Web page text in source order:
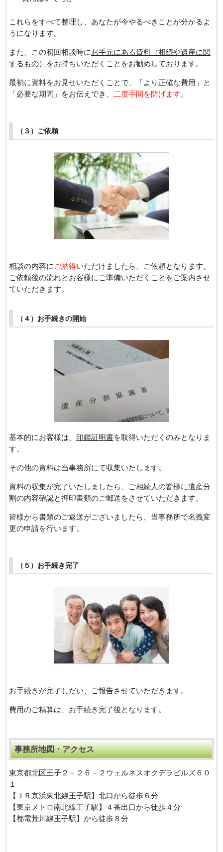
これらをすべて整理し、あなたが今やるべきことが分かるよ
うになります。
また、この初回相談時にお手元にある資料（相続や遺産に関
するもの）
をお持ちいただくことをお勧めしております。
最初に資料をお見せいただくことで、「より正確な費用」と
「必要な期間」をお伝えでき、 二度手間を防げます。
（３）ご依頼
相談の内容にご納得いただけましたら、ご依頼となります。
ご依頼後の流れとお客様にご準備いただくことをご案内させ
ていただきます。
（４）お手続きの開始
基本的にお客様は、 印鑑証明書を取得いただくのみとなりま
す。
その他の資料は当事務所にて収集いたします。
資料の収集が完了いたしましたら、ご相続人の皆様に遺産分
割の内容確認と押印書類のご郵送をさせていただきます。
皆様から書類のご返送がございましたら、当事務所で名義変
更の申請を行います。
（５）お手続き完了
お手続きが完了しだい、ご報告させていただきます。
費用のご精算は、お手続き完了後となります。
事務所地図・アクセス
東京都北区王子２－２６－２ウェルネスオクデラビルズ６０
１
【ＪＲ京浜東北線王子駅】北口から徒歩６分
【東京メトロ南北線王子駅】４番出口から徒歩４分
【都電荒川線王子駅】から徒歩８分